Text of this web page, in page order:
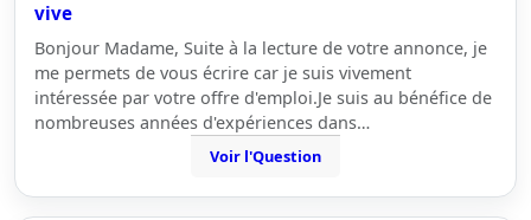
vive
Bonjour Madame, Suite à la lecture de votre annonce, je
me permets de vous écrire car je suis vivement
intéressée par votre offre d'emploi.Je suis au bénéfice de
nombreuses années d'expériences dans…
Voir l'Question